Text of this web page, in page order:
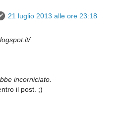
21 luglio 2013 alle ore 23:18
incorniciato.
il post. ;)